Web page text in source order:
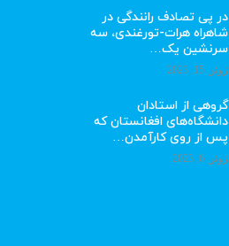
در پی تصادف رانندگی در
شاهراه هرات-تورغندی، سه
سرنشین یک…
ژوئن 15, 2023
گروهی از استادان
دانشگاه‌های افغانستان که
پس از روی کارآمدن…
ژوئن 6, 2023